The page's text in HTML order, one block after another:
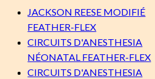
JACKSON REESE MODIFIÉ
FEATHER-FLEX
CIRCUITS D'ANESTHESIA
NÉONATAL FEATHER-FLEX
CIRCUITS D'ANESTHESIA